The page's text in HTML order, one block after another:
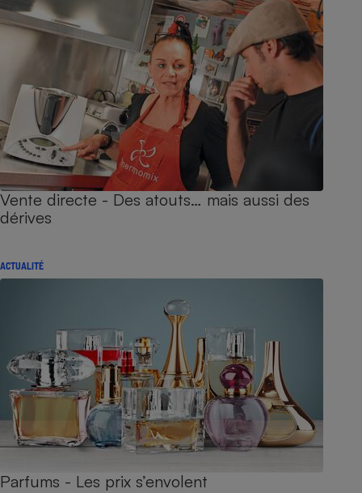
Vente directe - Des atouts… mais aussi des
dérives
ACTUALITÉ
Parfums - Les prix s’envolent